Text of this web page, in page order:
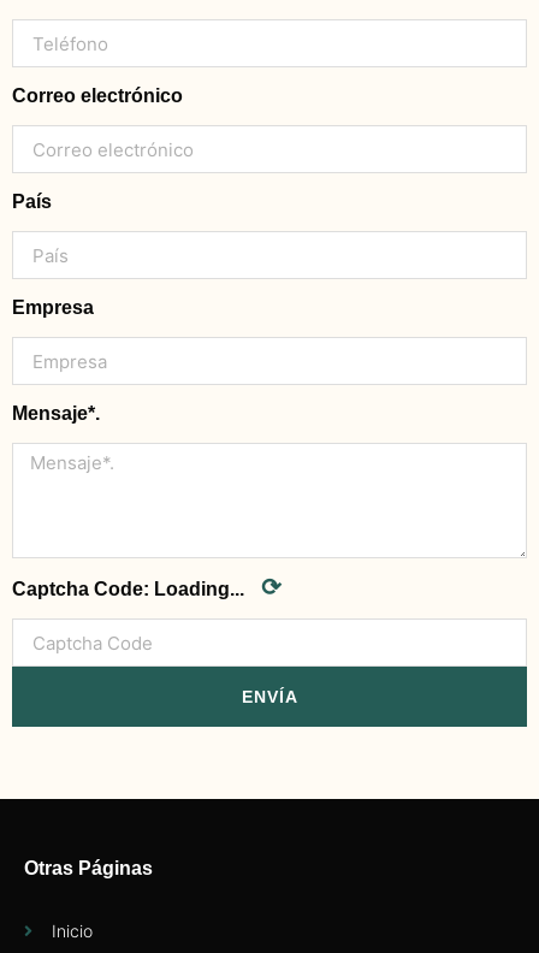
Correo electrónico
País
Empresa
Mensaje*.
Captcha Code: Loading... ⟳
ENVÍA
Otras Páginas
Inicio